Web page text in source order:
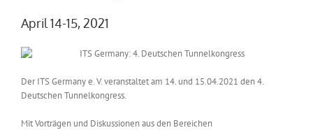
April 14-15, 2021
Der ITS Germany e. V. veranstaltet am 14. und 15.04.2021 den 4.
Deutschen Tunnelkongress.
Mit Vorträgen und Diskussionen aus den Bereichen